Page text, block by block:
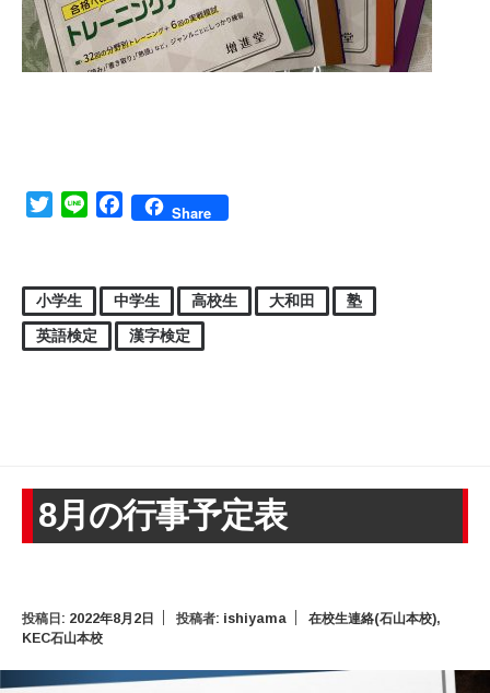
TwitterLine FacebookShare
小学生 中学生 高校生 大和田
塾
英語検定
漢字検定
8月の行事予定表
投稿日: 2022年8月2日 投稿者: ishiyama 在校生連絡(石山本校),
KEC石山本校